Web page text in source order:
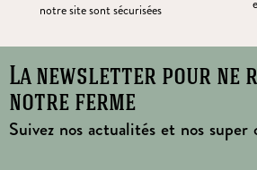
notre site sont sécurisées
La newsletter pour ne
notre ferme
Suivez nos actualités et nos super